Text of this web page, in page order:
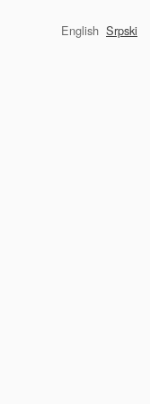
English Srpski